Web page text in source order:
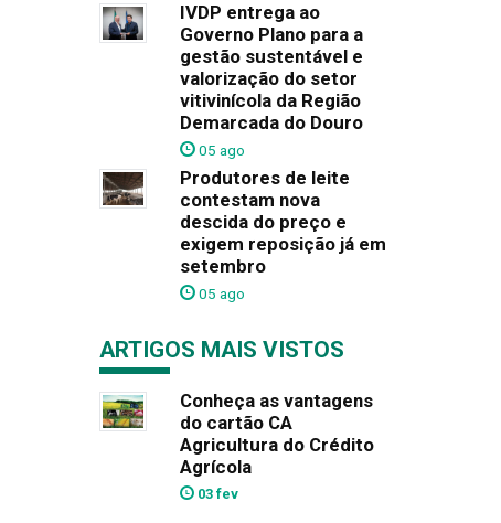
IVDP entrega ao
Governo Plano para a
gestão sustentável e
valorização do setor
vitivinícola da Região
Demarcada do Douro
05 ago
Produtores de leite
contestam nova
descida do preço e
exigem reposição já em
setembro
05 ago
ARTIGOS MAIS VISTOS
Conheça as vantagens
do cartão CA
Agricultura do Crédito
Agrícola
03 fev